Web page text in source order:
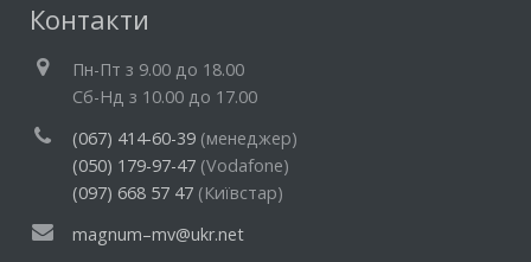
Контакти
Пн-Пт з 9.00 до 18.00
Cб-Нд з 10.00 до 17.00
(067) 414-60-39 (менеджер)
(050) 179-97-47 (Vodafone)
(097) 668 57 47 (Київстар)
magnum–mv@ukr.net